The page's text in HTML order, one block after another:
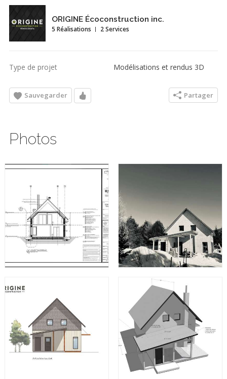
ORIGINE Écoconstruction inc.
5 Réalisations 2 Services
Type de projet Modélisations et rendus 3D
Sauvegarder Partager
Photos